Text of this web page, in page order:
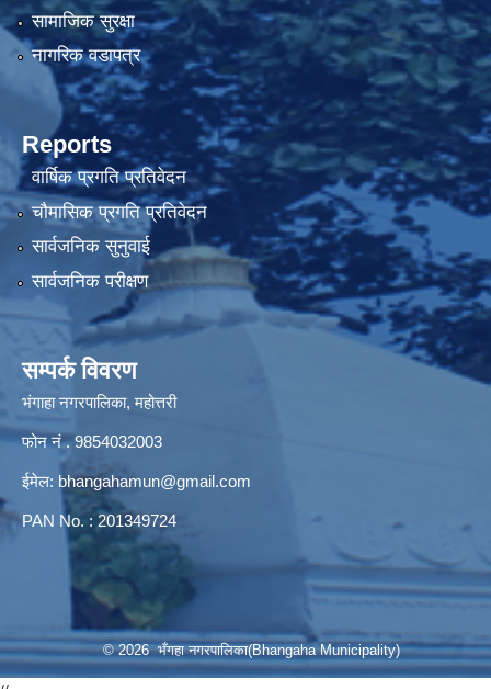
सामाजिक सुरक्षा
नागरिक वडापत्र
Reports
वार्षिक प्रगति प्रतिवेदन
चौमासिक प्रगति प्रतिवेदन
सार्वजनिक सुनुवाई
सार्वजनिक परीक्षण
सम्पर्क विवरण
भंगाहा नगरपालिका, महोत्तरी
फोन नं . 9854032003
ईमेल: bhangahamun@gmail.com
PAN No. : 201349724
© 2026 भँगहा नगरपालिका(Bhangaha Municipality)